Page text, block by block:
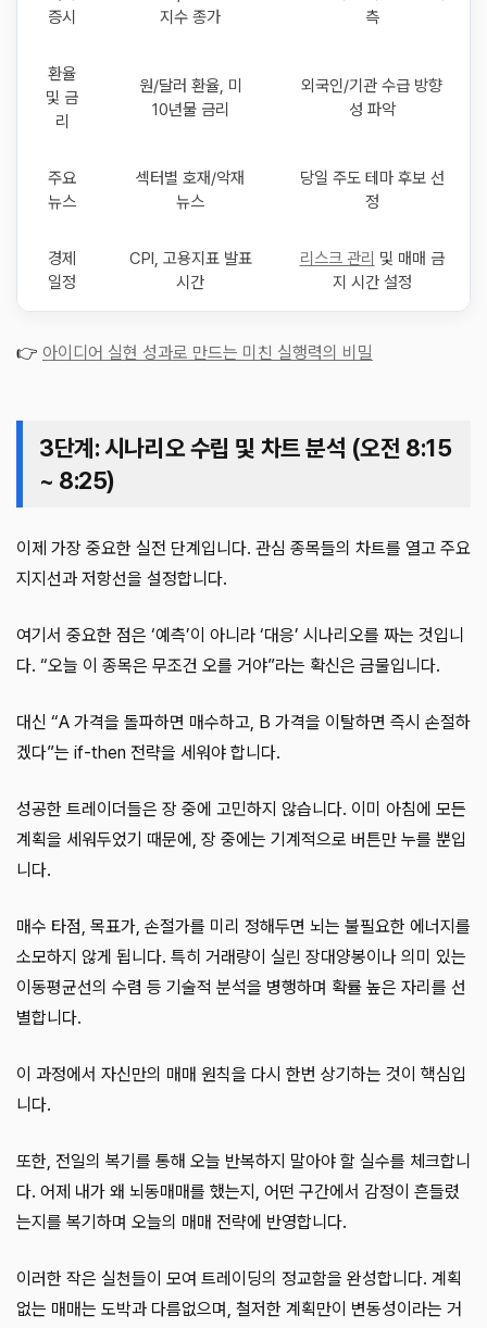
증시
지수 종가
측
환율
및 금
리
원/달러 환율, 미
10년물 금리
외국인/기관 수급 방향
성 파악
주요
뉴스
섹터별 호재/악재
뉴스
당일 주도 테마 후보 선
정
경제
일정
CPI, 고용지표 발표
시간
리스크 관리 및 매매 금
지 시간 설정
👉 아이디어 실현 성과로 만드는 미친 실행력의 비밀
3단계: 시나리오 수립 및 차트 분석 (오전 8:15
~ 8:25)
이제 가장 중요한 실전 단계입니다. 관심 종목들의 차트를 열고 주요
지지선과 저항선을 설정합니다.
여기서 중요한 점은 ‘예측’이 아니라 ‘대응’ 시나리오를 짜는 것입니
다. “오늘 이 종목은 무조건 오를 거야”라는 확신은 금물입니다.
대신 “A 가격을 돌파하면 매수하고, B 가격을 이탈하면 즉시 손절하
겠다”는 if-then 전략을 세워야 합니다.
성공한 트레이더들은 장 중에 고민하지 않습니다. 이미 아침에 모든
계획을 세워두었기 때문에, 장 중에는 기계적으로 버튼만 누를 뿐입
니다.
매수 타점, 목표가, 손절가를 미리 정해두면 뇌는 불필요한 에너지를
소모하지 않게 됩니다. 특히 거래량이 실린 장대양봉이나 의미 있는
이동평균선의 수렴 등 기술적 분석을 병행하며 확률 높은 자리를 선
별합니다.
이 과정에서 자신만의 매매 원칙을 다시 한번 상기하는 것이 핵심입
니다.
또한, 전일의 복기를 통해 오늘 반복하지 말아야 할 실수를 체크합니
다. 어제 내가 왜 뇌동매매를 했는지, 어떤 구간에서 감정이 흔들렸
는지를 복기하며 오늘의 매매 전략에 반영합니다.
이러한 작은 실천들이 모여 트레이딩의 정교함을 완성합니다. 계획
없는 매매는 도박과 다름없으며, 철저한 계획만이 변동성이라는 거